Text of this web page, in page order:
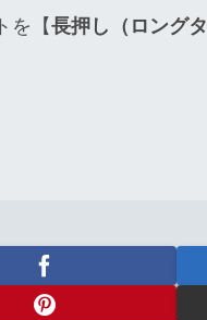
を【長押し（ロングタ